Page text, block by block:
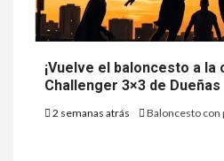
¡Vuelve el baloncesto a la
Challenger 3×3 de Dueñas
2 semanas atrás Baloncesto con